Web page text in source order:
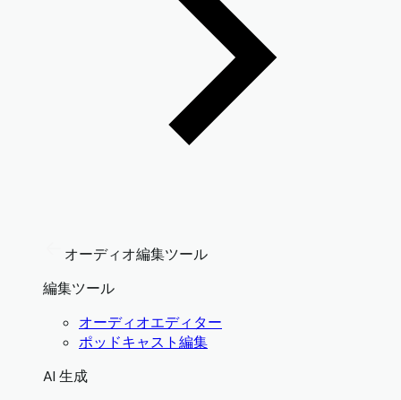
オーディオ編集ツール
編集ツール
オーディオエディター
ポッドキャスト編集
AI 生成